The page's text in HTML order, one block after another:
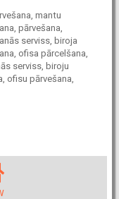
mantu
pārvešana,
serviss, biroja
ofisa pārcelšana,
serviss, biroju
ofisu pārvešana,